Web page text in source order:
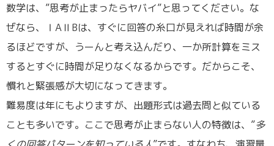
数学は、”思考が止まったらヤバイ”と思ってください。な
ぜなら、ⅠAⅡBは、すぐに回答の糸口が見えれば時間が余
るほどですが、うーんと考え込んだり、一か所計算をミス
するとすぐに時間が足りなくなるからです。だからこそ、
慣れと緊張感が大切になってきます。
難易度は年にもよりますが、出題形式は過去問と似ている
ことも多いです。ここで思考が止まらない人の特徴は、”多